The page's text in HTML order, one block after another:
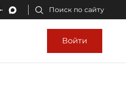
Поиск по сайту
Войти